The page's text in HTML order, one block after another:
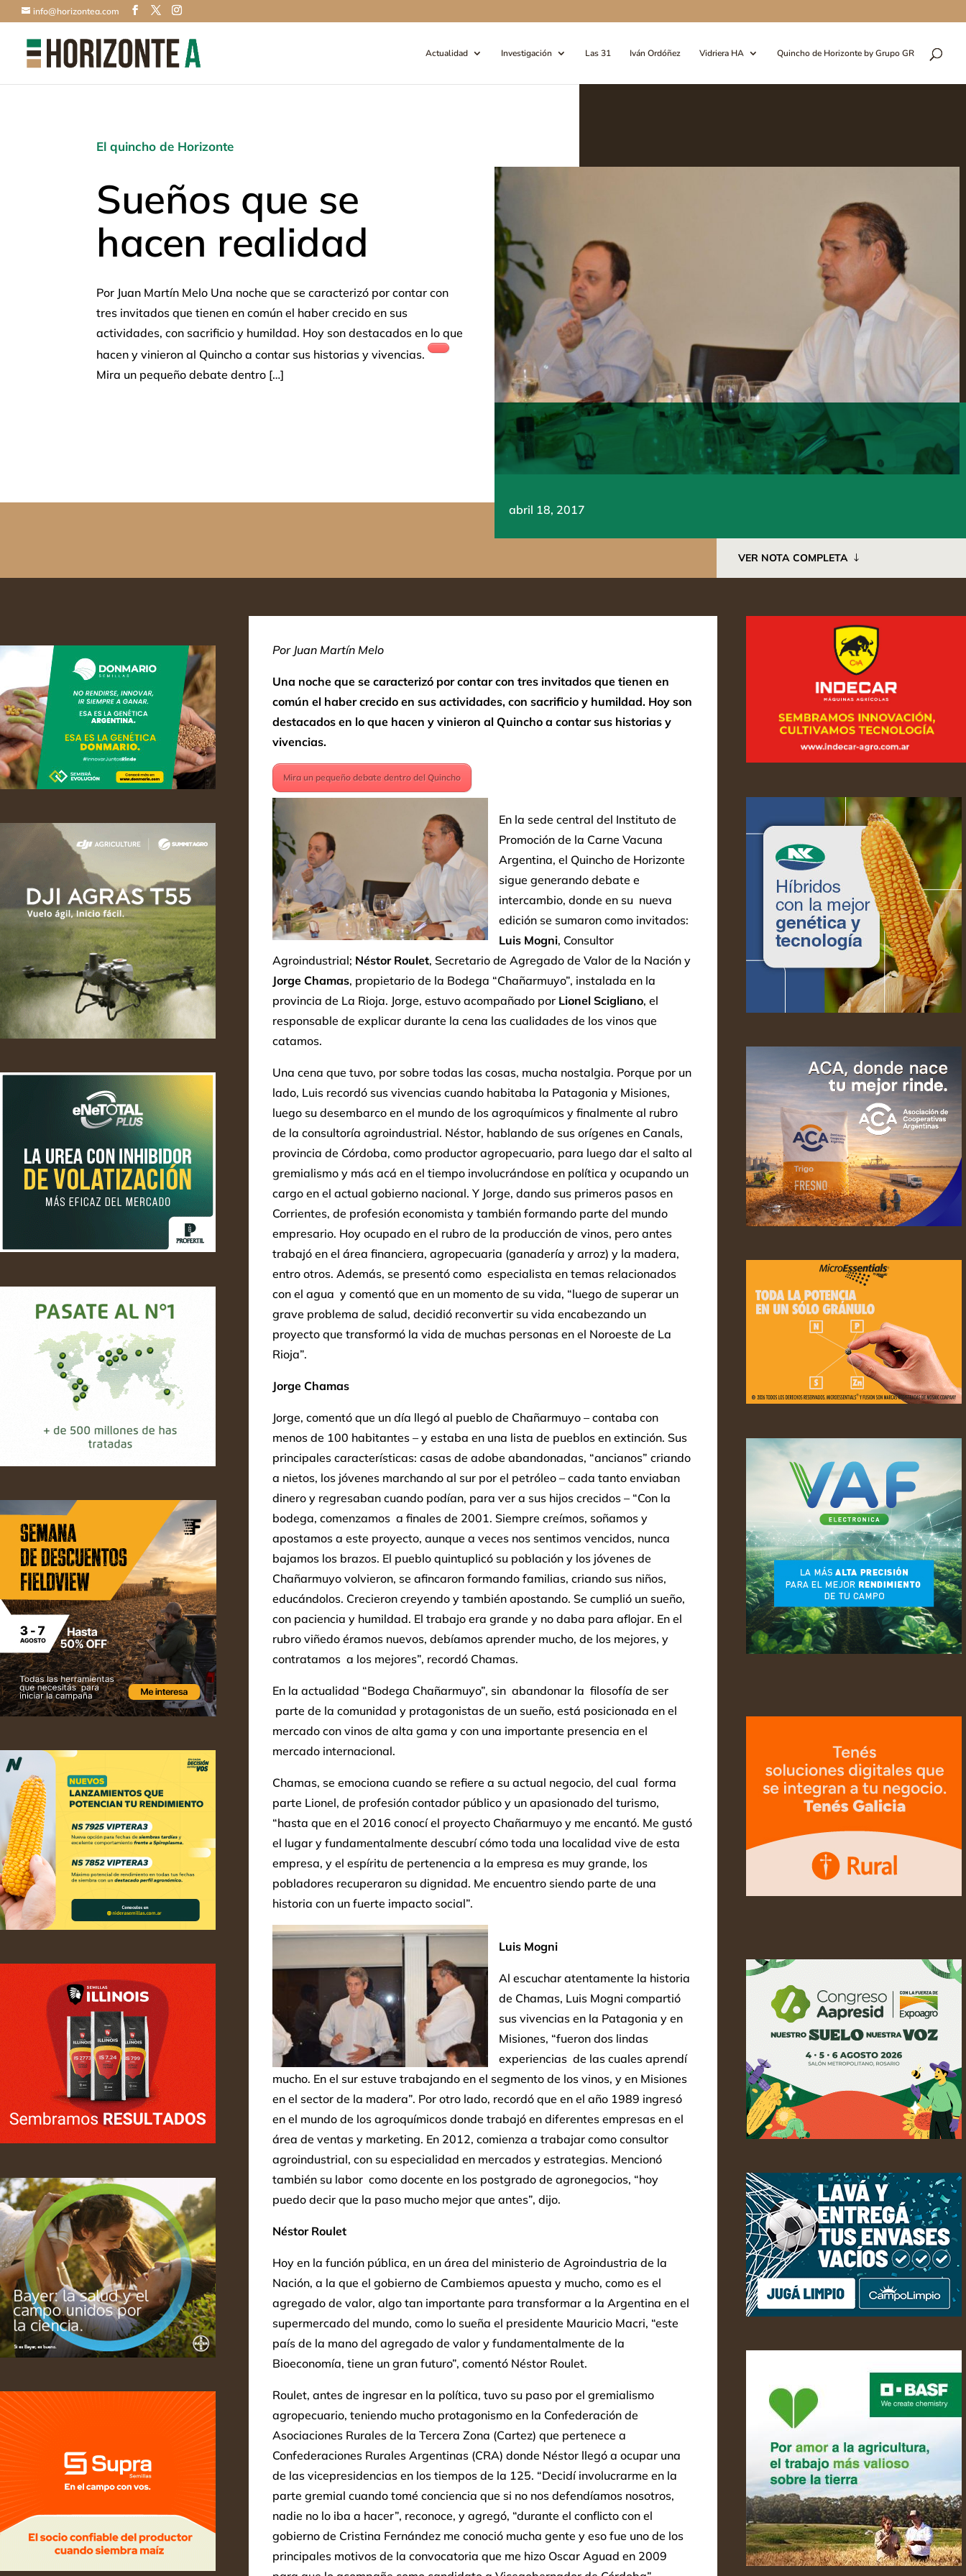
info@horizontea.com
Actualidad Investigación Las 31 Iván Ordóñez Vidriera HA Quincho de Horizonte by Grupo GR
El quincho de Horizonte
Sueños que se
hacen realidad
Por Juan Martín Melo Una noche que se caracterizó por contar con
tres invitados que tienen en común el haber crecido en sus
actividades, con sacrificio y humildad. Hoy son destacados en lo que
hacen y vinieron al Quincho a contar sus historias y vivencias.
Mira un pequeño debate dentro […]
abril 18, 2017
VER NOTA COMPLETA
Por Juan Martín Melo
Una noche que se caracterizó por contar con tres invitados que tienen en
común el haber crecido en sus actividades, con sacrificio y humildad. Hoy son
destacados en lo que hacen y vinieron al Quincho a contar sus historias y
vivencias.
Mira un pequeño debate dentro del Quincho
En la sede central del Instituto de
Promoción de la Carne Vacuna
Argentina, el Quincho de Horizonte
sigue generando debate e
intercambio, donde en su nueva
edición se sumaron como invitados:
Luis Mogni, Consultor
Agroindustrial; Néstor Roulet, Secretario de Agregado de Valor de la Nación y
Jorge Chamas, propietario de la Bodega “Chañarmuyo”, instalada en la
provincia de La Rioja. Jorge, estuvo acompañado por Lionel Scigliano, el
responsable de explicar durante la cena las cualidades de los vinos que
catamos.
Una cena que tuvo, por sobre todas las cosas, mucha nostalgia. Porque por un
lado, Luis recordó sus vivencias cuando habitaba la Patagonia y Misiones,
luego su desembarco en el mundo de los agroquímicos y finalmente al rubro
de la consultoría agroindustrial. Néstor, hablando de sus orígenes en Canals,
provincia de Córdoba, como productor agropecuario, para luego dar el salto al
gremialismo y más acá en el tiempo involucrándose en política y ocupando un
cargo en el actual gobierno nacional. Y Jorge, dando sus primeros pasos en
Corrientes, de profesión economista y también formando parte del mundo
empresario. Hoy ocupado en el rubro de la producción de vinos, pero antes
trabajó en el área financiera, agropecuaria (ganadería y arroz) y la madera,
entro otros. Además, se presentó como especialista en temas relacionados
con el agua y comentó que en un momento de su vida, “luego de superar un
grave problema de salud, decidió reconvertir su vida encabezando un
proyecto que transformó la vida de muchas personas en el Noroeste de La
Rioja”.
Jorge Chamas
Jorge, comentó que un día llegó al pueblo de Chañarmuyo – contaba con
menos de 100 habitantes – y estaba en una lista de pueblos en extinción. Sus
principales características: casas de adobe abandonadas, “ancianos” criando
a nietos, los jóvenes marchando al sur por el petróleo – cada tanto enviaban
dinero y regresaban cuando podían, para ver a sus hijos crecidos – “Con la
bodega, comenzamos a finales de 2001. Siempre creímos, soñamos y
apostamos a este proyecto, aunque a veces nos sentimos vencidos, nunca
bajamos los brazos. El pueblo quintuplicó su población y los jóvenes de
Chañarmuyo volvieron, se afincaron formando familias, criando sus niños,
educándolos. Crecieron creyendo y también apostando. Se cumplió un sueño,
con paciencia y humildad. El trabajo era grande y no daba para aflojar. En el
rubro viñedo éramos nuevos, debíamos aprender mucho, de los mejores, y
contratamos a los mejores”, recordó Chamas.
En la actualidad “Bodega Chañarmuyo”, sin abandonar la filosofía de ser
parte de la comunidad y protagonistas de un sueño, está posicionada en el
mercado con vinos de alta gama y con una importante presencia en el
mercado internacional.
Chamas, se emociona cuando se refiere a su actual negocio, del cual forma
parte Lionel, de profesión contador público y un apasionado del turismo,
“hasta que en el 2016 conocí el proyecto Chañarmuyo y me encantó. Me gustó
el lugar y fundamentalmente descubrí cómo toda una localidad vive de esta
empresa, y el espíritu de pertenencia a la empresa es muy grande, los
pobladores recuperaron su dignidad. Me encuentro siendo parte de una
historia con un fuerte impacto social”.
Luis Mogni
Al escuchar atentamente la historia
de Chamas, Luis Mogni compartió
sus vivencias en la Patagonia y en
Misiones, “fueron dos lindas
experiencias de las cuales aprendí
mucho. En el sur estuve trabajando en el segmento de los vinos, y en Misiones
en el sector de la madera”. Por otro lado, recordó que en el año 1989 ingresó
en el mundo de los agroquímicos donde trabajó en diferentes empresas en el
área de ventas y marketing. En 2012, comienza a trabajar como consultor
agroindustrial, con su especialidad en mercados y estrategias. Mencionó
también su labor como docente en los postgrado de agronegocios, “hoy
puedo decir que la paso mucho mejor que antes”, dijo.
Néstor Roulet
Hoy en la función pública, en un área del ministerio de Agroindustria de la
Nación, a la que el gobierno de Cambiemos apuesta y mucho, como es el
agregado de valor, algo tan importante para transformar a la Argentina en el
supermercado del mundo, como lo sueña el presidente Mauricio Macri, “este
país de la mano del agregado de valor y fundamentalmente de la
Bioeconomía, tiene un gran futuro”, comentó Néstor Roulet.
Roulet, antes de ingresar en la política, tuvo su paso por el gremialismo
agropecuario, teniendo mucho protagonismo en la Confederación de
Asociaciones Rurales de la Tercera Zona (Cartez) que pertenece a
Confederaciones Rurales Argentinas (CRA) donde Néstor llegó a ocupar una
de las vicepresidencias en los tiempos de la 125. “Decidí involucrarme en la
parte gremial cuando tomé conciencia que si no nos defendíamos nosotros,
nadie no lo iba a hacer”, reconoce, y agregó, “durante el conflicto con el
gobierno de Cristina Fernández me conoció mucha gente y eso fue uno de los
principales motivos de la convocatoria que me hizo Oscar Aguad en 2009